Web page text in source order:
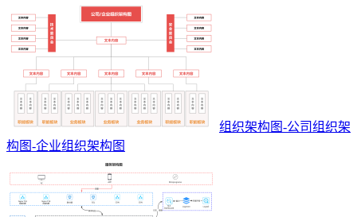
组织架构图-公司组织架
构图-企业组织架构图